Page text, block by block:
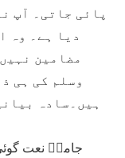
پائی جاتی۔ آپ
دیا ہے۔ وہ
مضامین
وسلم کی ہی
ہیں۔سادہ
جامیؔ نعت